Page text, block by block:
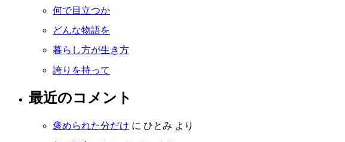
何で目立つか
どんな物語を
暮らし方が生き方
誇りを持って
最近のコメント
褒められた分だけ に ひとみ より